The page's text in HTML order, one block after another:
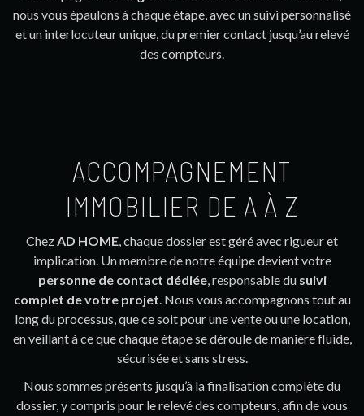
nous vous épaulons à chaque étape, avec un suivi personnalisé
et un interlocuteur unique, du premier contact jusqu’au relevé
des compteurs.
ACCOMPAGNEMENT
IMMOBILIER DE A À Z
ChezAD HOME, chaque dossier est géré avec rigueur et
implication. Un membre de notre équipe devient votre
personne de contact dédiée, responsable du suivi
complet de votre projet. Nous vous accompagnons tout au
long du processus, que ce soit pour une vente ou une location,
en veillant à ce que chaque étape se déroule de manière fluide,
sécurisée et sans stress.
Nous sommes présents jusqu’à la finalisation complète du
dossier, y compris pour le relevé des compteurs, afin de vous